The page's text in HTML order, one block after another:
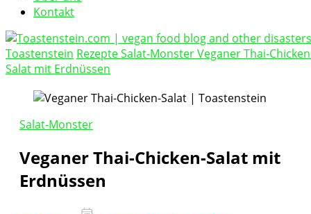
Kontakt
Toastenstein.com
vegan food blog
Toastenstein RezepteSalat-MonsterVeganer Thai-
Salat mit Erdnüssen
Salat-Monster
Veganer Thai-Chicken-Salat mit
Erdnüssen